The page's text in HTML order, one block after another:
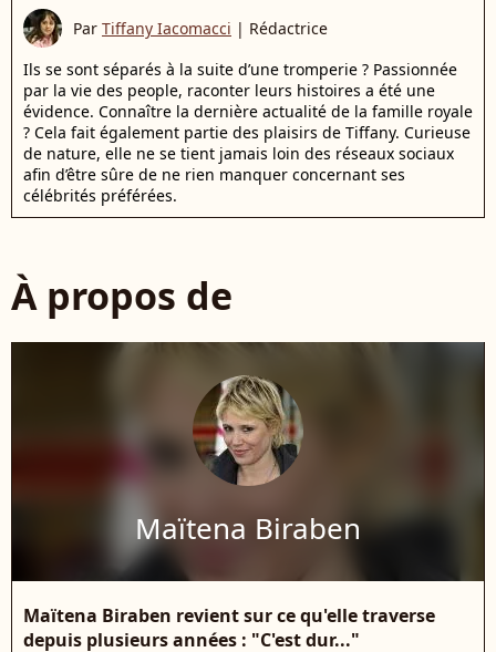
Par Tiffany Iacomacci | Rédactrice
Ils se sont séparés à la suite d’une tromperie ? Passionnée
par la vie des people, raconter leurs histoires a été une
évidence. Connaître la dernière actualité de la famille royale
? Cela fait également partie des plaisirs de Tiffany. Curieuse
de nature, elle ne se tient jamais loin des réseaux sociaux
afin d’être sûre de ne rien manquer concernant ses
célébrités préférées.
À propos de
Maïtena Biraben
Maïtena Biraben revient sur ce qu'elle traverse
depuis plusieurs années : "C'est dur..."